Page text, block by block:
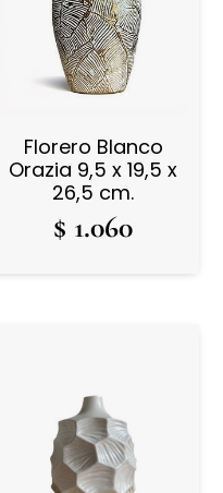
Florero Blanco
Orazia 9,5 x 19,5 x
26,5 cm.
$ 1.060